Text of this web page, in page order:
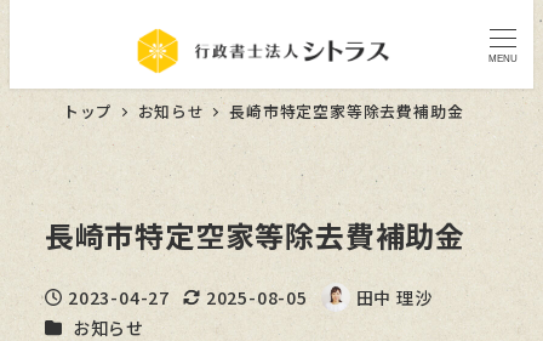
MENU
トップ お知らせ 長崎市特定空家等除去費補助金
長崎市特定空家等除去費補助金
投稿日
2023-04-27
更新日
2025-08-05
著
田中 理沙
カテゴリー
お知らせ